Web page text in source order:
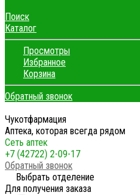
Поиск
Каталог
Просмотры
Избранное
Корзина
Обратный звонок
Чукотфармация
Аптека, которая всегда рядом
Сеть аптек
+7 (42722) 2-09-17
Обратный звонок
Выбрать отделение
Для получения заказа